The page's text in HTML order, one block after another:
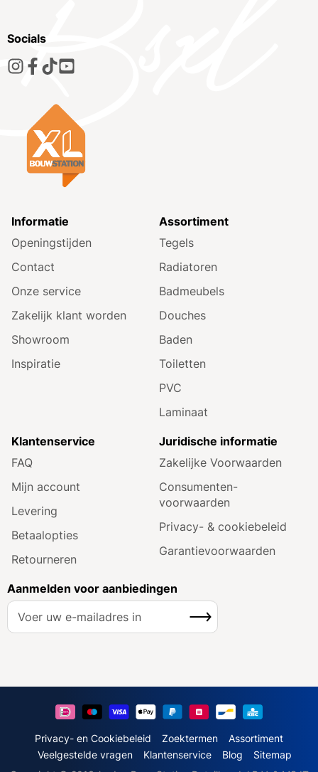
Socials
Informatie
Openingstijden
Contact
Onze service
Zakelijk klant worden
Showroom
Inspiratie
Assortiment
Tegels
Radiatoren
Badmeubels
Douches
Baden
Toiletten
PVC
Laminaat
Klantenservice
FAQ
Mijn account
Levering
Betaalopties
Retourneren
Juridische informatie
Zakelijke Voorwaarden
Consumenten­
voorwaarden
Privacy- & cookiebeleid
Garantie­voorwaarden
Aanmelden voor aanbiedingen
A
e
Inschrijven
Privacy- en Cookiebeleid Zoektermen
Assortiment
Veelgestelde vragen
Klantenservice Blog
Sitemap